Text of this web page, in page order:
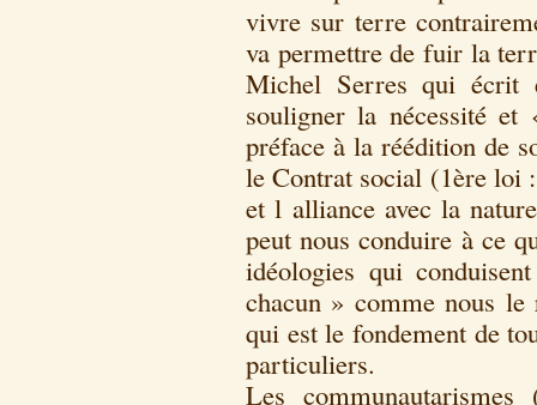
vivre sur terre
va permettre de fuir la
Michel Serres qui
souligner la nécessité et
préface à la réédition de
le Contrat social (1ère loi
et l alliance avec la
peut nous conduire à ce
idéologies qui
chacun » comme nous le
qui est le fondement de
particuliers.
Les